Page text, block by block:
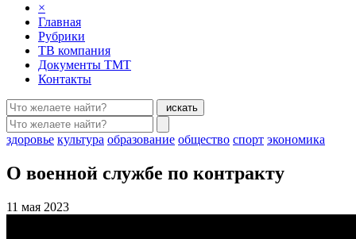
×
Главная
Рубрики
ТВ компания
Документы ТМТ
Контакты
искать
здоровье культура образование общество спорт экономика
О военной службе по контракту
11 мая 2023